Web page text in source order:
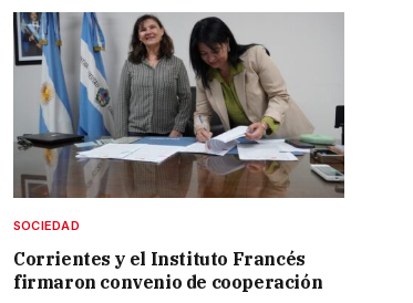
SOCIEDAD
Corrientes y el Instituto Francés
firmaron convenio de cooperación